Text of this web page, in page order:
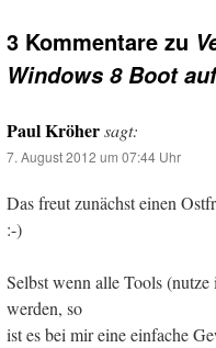
3 Kommentare zu
Windows 8 Boot
Paul Kröhersagt:
7. August 2012 um 07:44 Uhr
Das freut zunächst einen
:-)
Selbst wenn alle Tools
werden, so
ist es bei mir eine einfache